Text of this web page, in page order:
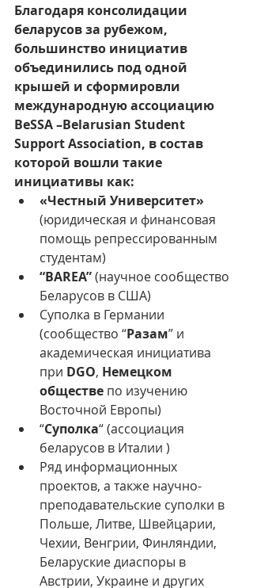
Благодаря консолидации
беларусов за рубежом,
большинство инициатив
объединились под одной
крышей и сформировли
международную ассоциацию
BeSSA –Belarusian Student
Support Association, в состав
которой вошли такие
инициативы как:
«Честный Университет»
(юридическая и финансовая
помощь репрессированным
студентам)
“BAREA” (научное сообщество
Беларусов в США)
Суполка в Германии
(сообщество “Разам” и
академическая инициатива
при DGO, Немецком
обществе по изучению
Восточной Европы)
“Суполка“ (ассоциация
беларусов в Италии )
Ряд информационных
проектов, а также научно-
преподавательские суполки в
Польше, Литве, Швейцарии,
Чехии, Венгрии, Финляндии,
Беларуские диаспоры в
Австрии, Украине и других